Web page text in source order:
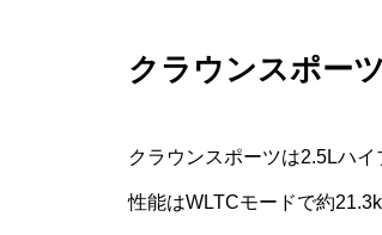
クラウンスポー
クラウンスポーツは2.5Lハ
性能はWLTCモードで約